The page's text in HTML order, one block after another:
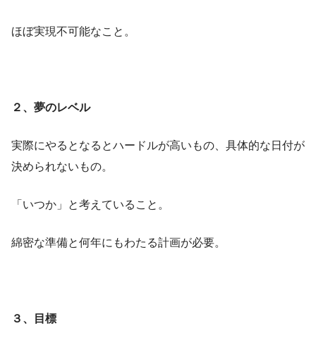
ほぼ実現不可能なこと。
２、夢のレベル
実際にやるとなるとハードルが高いもの、具体的な日付が
決められないもの。
「いつか」と考えていること。
綿密な準備と何年にもわたる計画が必要。
３、目標